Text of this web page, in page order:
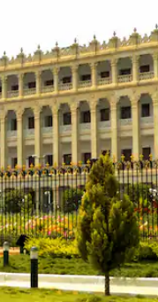
parcourir ou en